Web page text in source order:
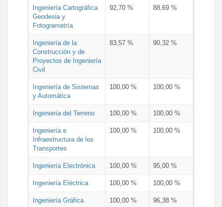
Ingeniería Cartográfica
Geodesia y
Fotogrametría
92,70 % 88,69 %
Ingeniería de la
Construcción y de
Proyectos de Ingeniería
Civil
83,57 % 90,32 %
Ingeniería de Sistemas
y Automática
100,00 % 100,00 %
Ingeniería del Terreno 100,00 % 100,00 %
Ingeniería e
Infraestructura de los
Transportes
100,00 % 100,00 %
Ingeniería Electrónica 100,00 % 95,00 %
Ingeniería Eléctrica 100,00 % 100,00 %
Ingeniería Gráfica 100,00 % 96,38 %